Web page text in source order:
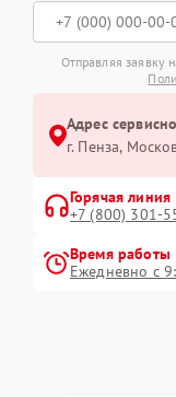
Отправляя заявку
Адрес
г. Пенза,
Горячая линия
+7 (800) 301-
Время работы
Ежедневно с